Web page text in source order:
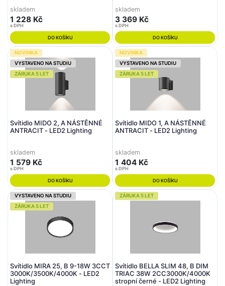
skladem
1 228 Kč
s DPH
DO KOŠÍKU
skladem
3 369 Kč
s DPH
DO KOŠÍKU
NOVINKA
VYSTAVENO NA STUDIU
ZÁRUKA 5 LET
Svítidlo MIDO 2, A NÁSTĚNNÉ
ANTRACIT - LED2 Lighting
skladem
1 579 Kč
s DPH
DO KOŠÍKU
NOVINKA
VYSTAVENO NA STUDIU
ZÁRUKA 5 LET
Svítidlo MIDO 1, A NÁSTĚNNÉ
ANTRACIT - LED2 Lighting
skladem
1 404 Kč
s DPH
DO KOŠÍKU
VYSTAVENO NA STUDIU
ZÁRUKA 5 LET
Svítidlo MIRA 25, B 9-18W 3CCT
3000K/3500K/4000K - LED2
Lighting
ZÁRUKA 5 LET
Svítidlo BELLA SLIM 48, B DIM
TRIAC 38W 2CC3000K/4000K
stropní černé - LED2 Lighting